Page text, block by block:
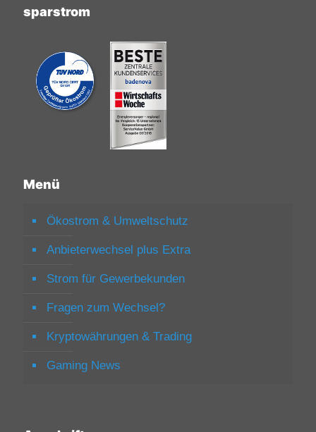
sparstrom
Menü
Ökostrom & Umweltschutz
Anbieterwechsel plus Extra
Strom für Gewerbekunden
Fragen zum Wechsel?
Kryptowährungen & Trading
Gaming News